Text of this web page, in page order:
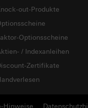
out-Produkte
Optionsscheine
/ Indexanleihen
Zertifikate
Hinweise